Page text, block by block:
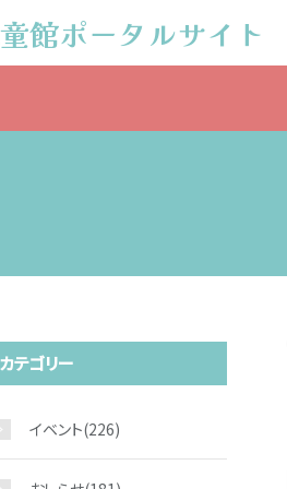
館ポータルサイト
館ポータルサイト
カテゴリー
イベント(226)